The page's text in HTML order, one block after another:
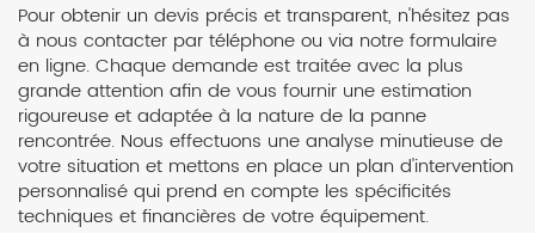
Pour obtenir un devis précis et transparent, n'hésitez pas
à nous contacter par téléphone ou via notre formulaire
en ligne. Chaque demande est traitée avec la plus
grande attention afin de vous fournir une estimation
rigoureuse et adaptée à la nature de la panne
rencontrée. Nous effectuons une analyse minutieuse de
votre situation et mettons en place un plan d'intervention
personnalisé qui prend en compte les spécificités
techniques et financières de votre équipement.